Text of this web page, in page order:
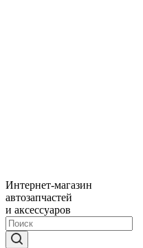
Интернет-магазин
автозапчастей
и аксессуаров